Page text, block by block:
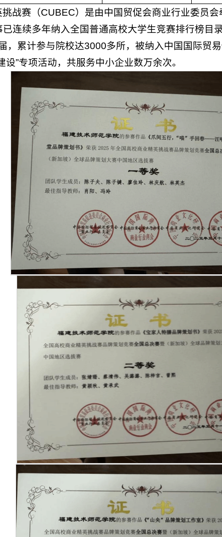
战赛（CUBEC）是由中国贸促会商业行业委员
连续多年纳⼊全国普通高校大学生竞赛排行榜目
，累计参与院校达3000多所，被纳入中国国际
”专项活动，共服务中小企业数万余次。